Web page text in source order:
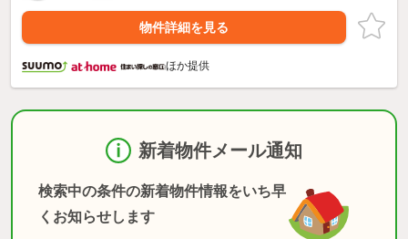
物件詳細を見る
ほか提供
新着物件メール通知
検索中の条件の新着物件情報をいち早
くお知らせします